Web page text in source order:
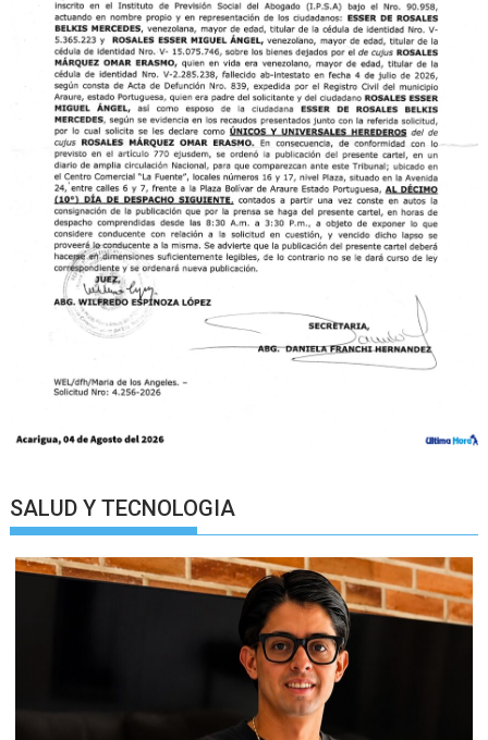
SALUD Y TECNOLOGIA